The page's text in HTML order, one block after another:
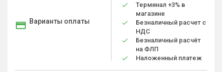
Варианты оплаты
Терминал +3% в
магазине
Безналичный расчет с
НДС
Безналичный расчёт
на ФЛП
Наложенный платеж